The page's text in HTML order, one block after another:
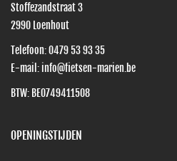
Stoffezandstraat 3
2990 Loenhout
Telefoon:0479 53 93 35
E-mail: info@fietsen-marien.be
BTW: BE0749411508
OPENINGSTIJDEN